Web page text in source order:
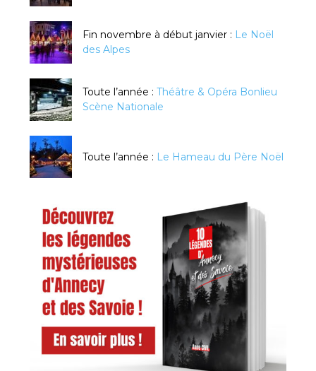
Fin novembre à début janvier : Le Noël
des Alpes
Toute l’année : Théâtre & Opéra Bonlieu
Scène Nationale
Toute l’année : Le Hameau du Père Noël